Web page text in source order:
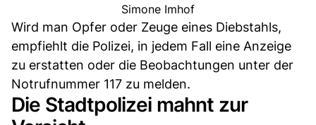
Simone Imhof
Wird man Opfer oder Zeuge eines Diebstahls,
empfiehlt die Polizei, in jedem Fall eine Anzeige
zu erstatten oder die Beobachtungen unter der
Notrufnummer 117 zu melden.
Die Stadtpolizei mahnt zur